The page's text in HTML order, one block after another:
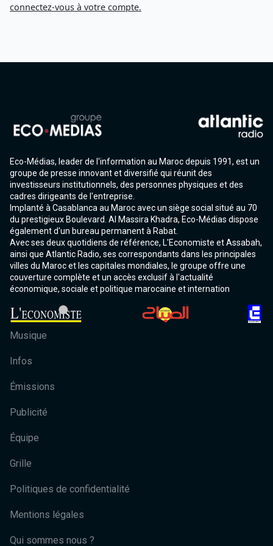
connectez-vous à votre compte.
Eco-Médias, leader de l'information au Maroc depuis 1991, est un
groupe de presse innovant et diversifié qui réunit des
investisseurs institutionnels, des personnes physiques et des
cadres dirigeants de l'entreprise.
Implanté à Casablanca au Maroc avec un siège social situé au 70
du prestigieux Boulevard. Al Massira Khadra, Eco-Médias dispose
également d'un bureau permanent à Rabat.
Avec ses deux quotidiens de référence, L'Economiste et Assabah,
ainsi que Atlantic Radio, ses correspondants dans les principales
villes du Maroc et les capitales mondiales, le groupe offre une
couverture complète et un accès exclusif à l'actualité
économique, sociale et politique marocaine et internation
Musique
Infos
Émissions
Publicité
Équipe
Grille
Politiques de confidentialité
Mentions légales
Qui sommes nous ?